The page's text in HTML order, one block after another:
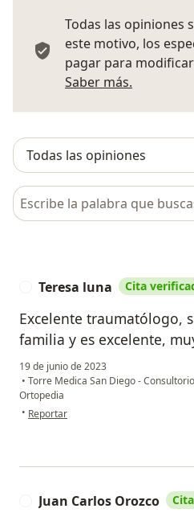
Todas las opiniones
este motivo, los
pagar para
Saber más.
Busca en opiniones
Teresa luna Cita
Excelente traumatólogo,
familia y es excelente,
19 de junio de 2023
• Torre Medica San Diego -
Ortopedia
• en opinión del usuario Teresa luna
Reportar
Juan Carlos Orozco